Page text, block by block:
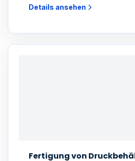
Details ansehen
Fertigung von